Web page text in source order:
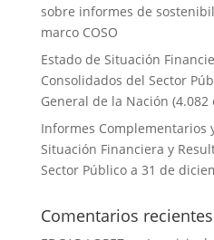
sobre informes de
marco COSO
Estado de Situación
Consolidados del Sector
General de la Nación
Informes Complementarios
Situación Financiera y
Sector Público a 31 de
Comentarios recientes